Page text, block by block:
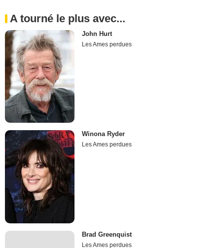
A tourné le plus avec...
John Hurt
Les Ames perdues
Winona Ryder
Les Ames perdues
Brad Greenquist
Les Ames perdues